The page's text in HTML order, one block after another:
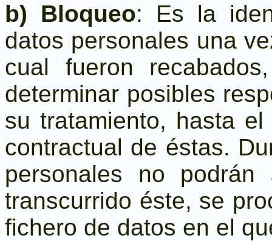
b) Bloqueo: Es la
datos personales una
cual fueron
determinar posibles
su tratamiento, hasta
contractual de éstas.
personales no
transcurrido éste, se
fichero de datos en el